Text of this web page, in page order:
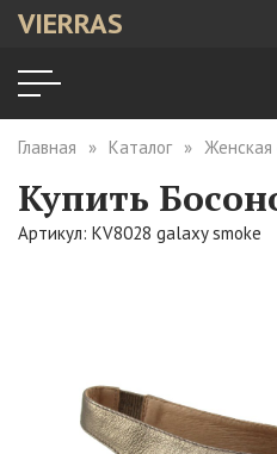
VIERRAS
Главная Каталог Женская
Купить
Артикул: KV8028 galaxy smoke